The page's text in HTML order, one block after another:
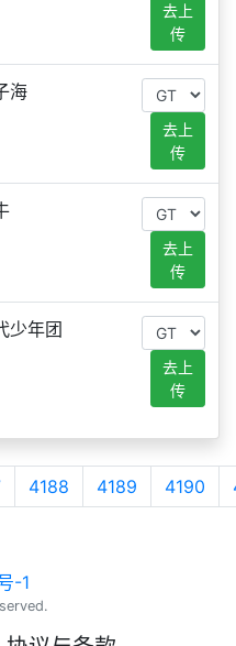
去上
传
海
去上
传
去上
传
少年团
去上
传
4188 4189 4190
-1